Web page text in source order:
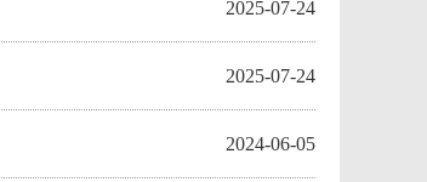
2025-07-24
2025-07-24
2024-06-05